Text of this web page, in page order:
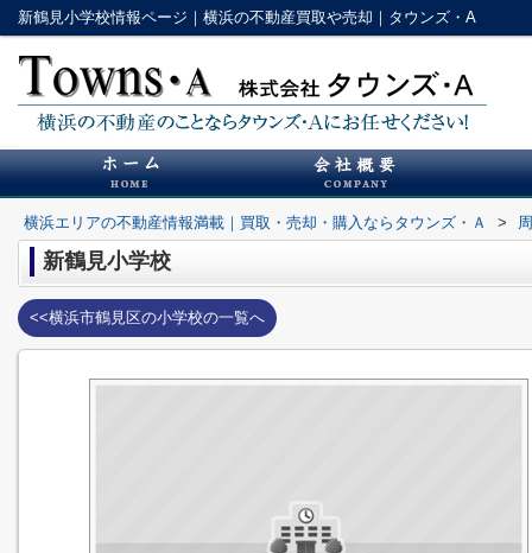
新鶴見小学校情報ページ｜横浜の不動産買取や売却｜タウンズ・A
横浜エリアの不動産情報満載｜買取・売却・購入ならタウンズ・Ａ >
新鶴見小学校
<<横浜市鶴見区の小学校の一覧へ